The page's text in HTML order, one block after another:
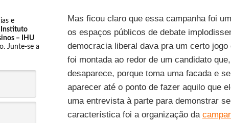
e
Instituto
– IHU
Junte-se a
Mas ficou claro que essa campanha foi
os espaços públicos de debate
democracia liberal dava pra um certo
foi montada ao redor de um candidato
desaparece, porque toma uma facada e
aparecer até o ponto de fazer aquilo que
uma entrevista à parte para demonstrar
característica foi a organização da